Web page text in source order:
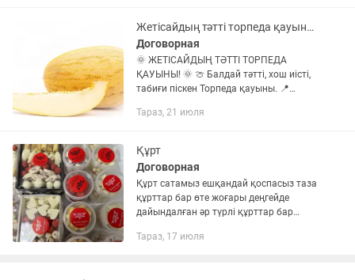
Жетісайдың тәтті торпеда қауыны сатылады!!!
Договорная
🌞 ЖЕТІСАЙДЫҢ ТӘТТІ ТОРПЕДА
ҚАУЫНЫ! 🌞 🍈 Балдай тәтті, хош иісті,
табиғи піскен Торпеда қауыны. 📍
170 тг/кг 📦 Ең аз тапсырыс – 100 кг ✅
Тараз, 21 июля
Құрт
Договорная
Құрт сатамыз ешқандай қоспасыз таза
құрттар бар өте жоғары деңгейде
дайындалған әр түрлі құрттар бар
каких либо добавок натуральный
Тараз, 17 июля